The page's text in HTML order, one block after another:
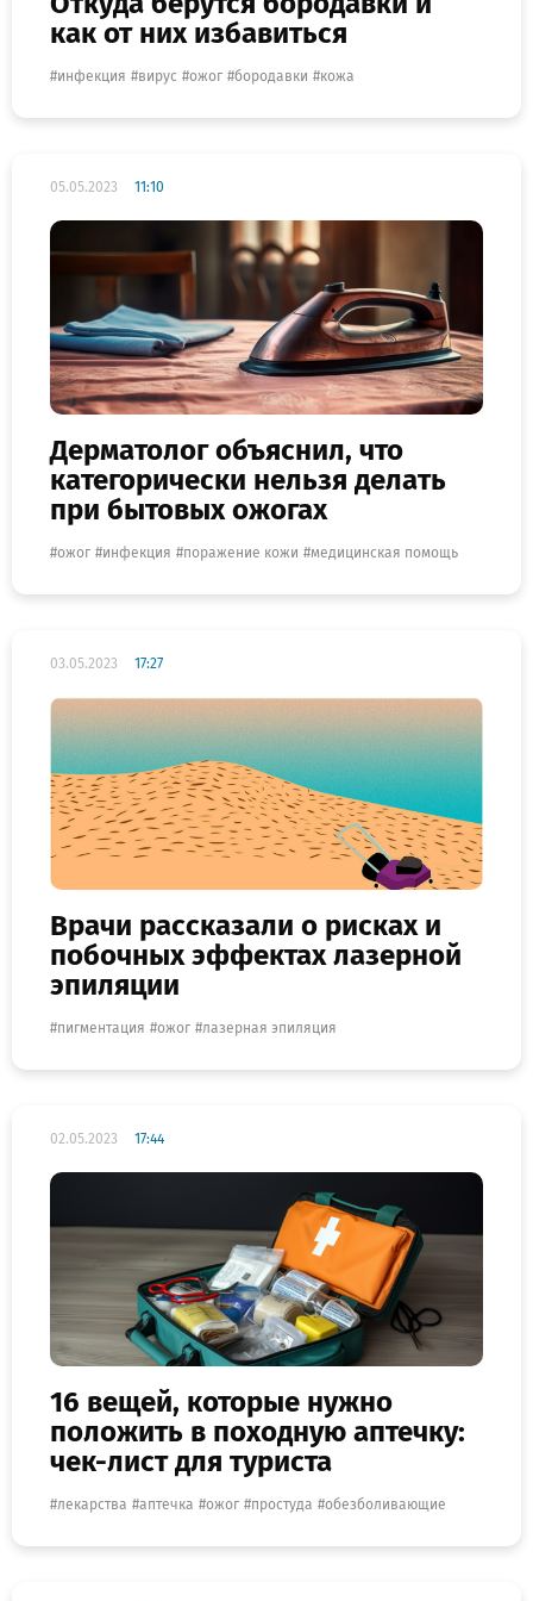
как от них избавиться
инфекция вирус ожог бородавки кожа
05.05.2023 11:10
Дерматолог объяснил, что
категорически нельзя делать
при бытовых ожогах
ожог инфекция поражение кожи медицинская помощь
03.05.2023 17:27
Врачи рассказали о рисках и
побочных эффектах лазерной
эпиляции
пигментация ожог лазерная эпиляция
02.05.2023 17:44
16 вещей, которые нужно
положить в походную аптечку:
чек-лист для туриста
лекарства аптечка ожог простуда обезболивающие